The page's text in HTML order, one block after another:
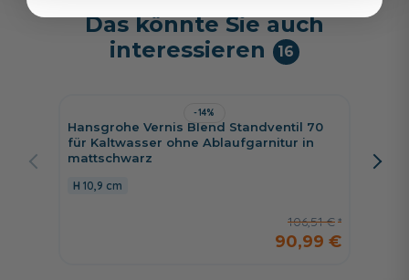
Das könnte Sie auch
interessieren
16
-14%
Hansgrohe Vernis Blend Standventil 70
für Kaltwasser ohne Ablaufgarnitur in
mattschwarz
10,9 cm
106,51 €
90,99 €
21,9